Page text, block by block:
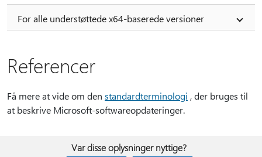
For alle understøttede x64-baserede versioner
Referencer
Få mere at vide om den standardterminologi , der bruges til
at beskrive Microsoft-softwareopdateringer.
Var disse oplysninger nyttige?